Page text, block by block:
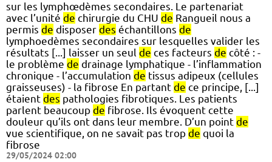
sur les lymphœdèmes secondaires. Le partenariat
avec l’unité de chirurgie du CHU de Rangueil nous a
permis de disposer des échantillons de
lymphoedèmes secondaires sur lesquelles valider les
résultats [...] laisser un seul de ces facteurs de côté : -
le problème de drainage lymphatique - l’inflammation
chronique - l’accumulation de tissus adipeux (cellules
graisseuses) - la fibrose En partant de ce principe, [...]
étaient des pathologies fibrotiques. Les patients
parlent beaucoup de fibrose. Ils évoquent cette
douleur qu’ils ont dans leur membre. D’un point de
vue scientifique, on ne savait pas trop de quoi la
fibrose
29/05/2024 02:00